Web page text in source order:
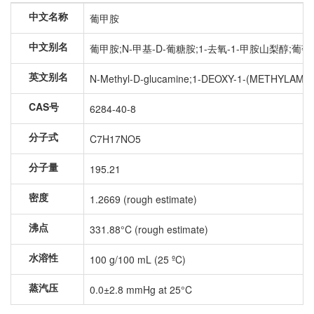
中文名称
葡甲胺
中文别名
葡甲胺;N-甲基-D-葡糖胺;1-去氧-1-甲胺山梨醇;葡
英文别名
N-Methyl-D-glucamine;1-DEOXY-1-
CAS号
6284-40-8
分子式
C7H17NO5
分子量
195.21
密度
1.2669 (rough estimate)
沸点
331.88°C (rough estimate)
水溶性
100 g/100 mL (25 ºC)
蒸汽压
0.0±2.8 mmHg at 25°C